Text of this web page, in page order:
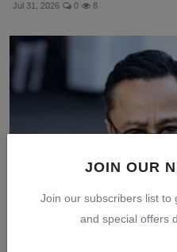
JOIN OUR
Join our subscribers list to
and special offers
Jul 31, 2026 0 8